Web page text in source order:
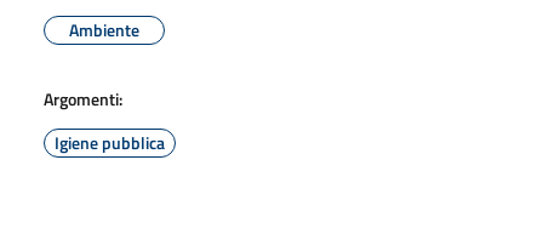
Ambiente
Argomenti:
Igiene pubblica